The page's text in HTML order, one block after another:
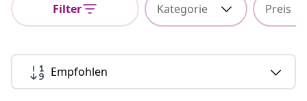
#sharemevidaxl
Filter Kategorie Preis
Empfohlen